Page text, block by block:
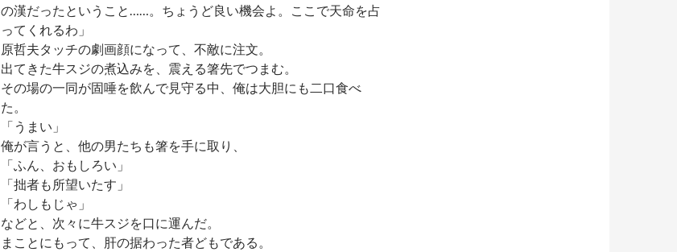
の漢だったということ……。ちょうど良い機会よ。ここで天命を占
ってくれるわ」
原哲夫タッチの劇画顔になって、不敵に注文。
出てきた牛スジの煮込みを、震える箸先でつまむ。
その場の一同が固唾を飲んで見守る中、俺は大胆にも二口食べ
た。
「うまい」
俺が言うと、他の男たちも箸を手に取り、
「ふん、おもしろい」
「拙者も所望いたす」
「わしもじゃ」
などと、次々に牛スジを口に運んだ。
まことにもって、肝の据わった者どもである。